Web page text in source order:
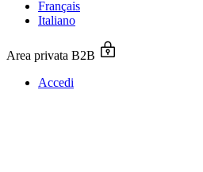
Français
Italiano
Area privata B2B
Accedi